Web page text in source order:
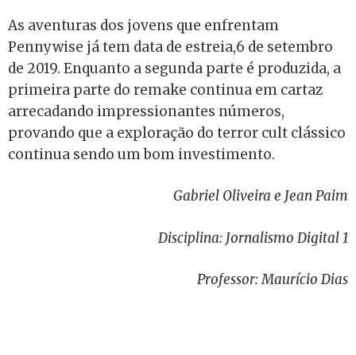
As aventuras dos jovens que enfrentam
Pennywise já tem data de estreia,6 de setembro
de 2019. Enquanto a segunda parte é produzida, a
primeira parte do remake continua em cartaz
arrecadando impressionantes números,
provando que a exploração do terror cult clássico
continua sendo um bom investimento.
Gabriel Oliveira e Jean Paim
Disciplina: Jornalismo Digital 1
Professor: Maurício Dias